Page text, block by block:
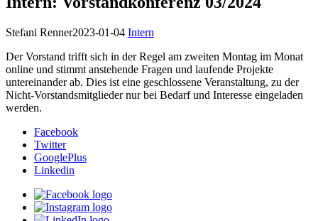
Stefani Renner2023-01-04 Intern
Der Vorstand trifft sich in der Regel am zweiten Montag im Monat
online und stimmt anstehende Fragen und laufende Projekte
untereinander ab. Dies ist eine geschlossene Veranstaltung, zu der
Nicht-Vorstandsmitglieder nur bei Bedarf und Interesse eingeladen
werden.
Facebook
Twitter
GooglePlus
Linkedin